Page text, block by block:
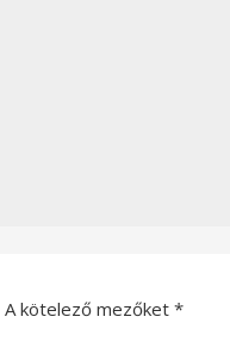
A kötelező mezőket *